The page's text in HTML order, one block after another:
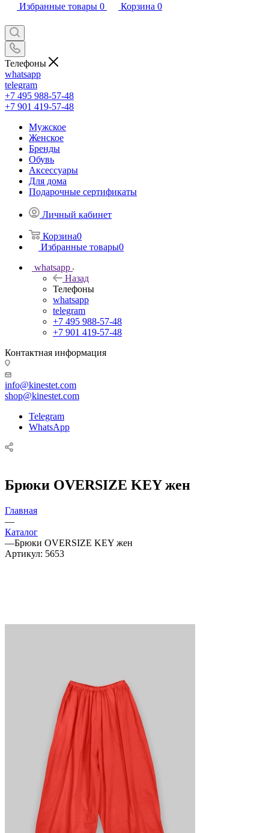
Избранные товары 0 Корзина 0
Телефоны
whatsapp
telegram
+7 495 988-57-48
+7 901 419-57-48
Мужское
Женское
Бренды
Обувь
Аксессуары
Для дома
Подарочные сертификаты
Личный кабинет
Корзина0
Избранные товары0
whatsapp
Назад
Телефоны
whatsapp
telegram
+7 495 988-57-48
+7 901 419-57-48
Контактная информация
info@kinestet.com
shop@kinestet.com
Telegram
WhatsApp
Брюки OVERSIZE KEY жен
Главная
—
Каталог
—Брюки OVERSIZE KEY жен
Артикул: 5653